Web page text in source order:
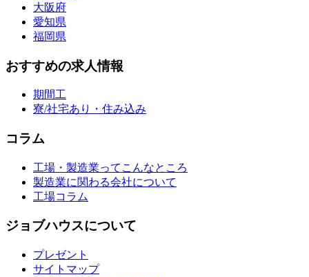
大阪府
愛知県
福岡県
おすすめの求人情報
期間工
寮/社宅あり・住み込み
コラム
工場・製造業ってこんなところ
製造業に関わる会社について
工場コラム
ジョブハウスについて
プレゼント
サイトマップ